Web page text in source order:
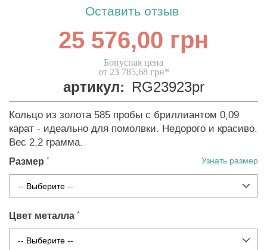
Оставить отзыв
25 576,00 грн
Бонусная цена
от 23 785,68 грн*
артикул: RG23923pr
Кольцо из золота 585 пробы с бриллиантом 0,09
карат - идеально для помолвки. Недорого и красиво.
Вес 2,2 грамма.
Размер Узнать размер
Цвет металла